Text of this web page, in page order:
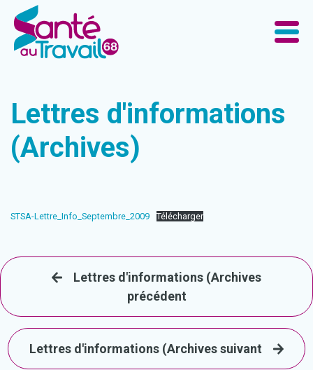
Lettres d'informations
(Archives)
STSA-Lettre_Info_Septembre_2009 Télécharger
Lettres d'informations (Archives
précédent
Lettres d'informations (Archives suivant